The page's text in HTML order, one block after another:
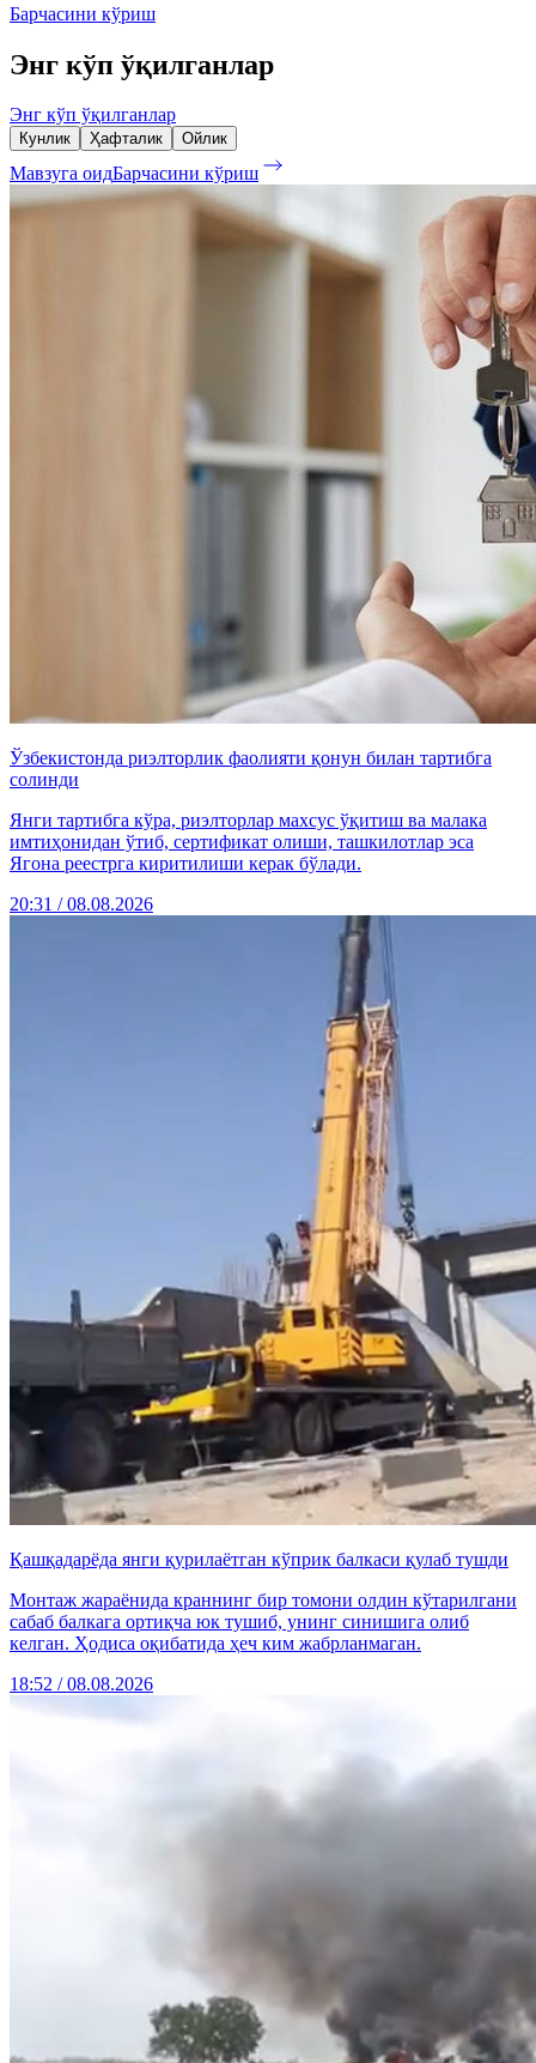
Барчасини кўриш
Энг кўп ўқилганлар
Энг кўп ўқилганлар
Кунлик Ҳафталик Ойлик
Мавзуга оидБарчасини кўриш
Ўзбекистонда риэлторлик фаолияти қонун билан тартибга
солинди
Янги тартибга кўра, риэлторлар махсус ўқитиш ва малака
имтиҳонидан ўтиб, сертификат олиши, ташкилотлар эса
Ягона реестрга киритилиши керак бўлади.
20:31 / 08.08.2026
Қашқадарёда янги қурилаётган кўприк балкаси қулаб тушди
Монтаж жараёнида краннинг бир томони олдин кўтарилгани
сабаб балкага ортиқча юк тушиб, унинг синишига олиб
келган. Ҳодиса оқибатида ҳеч ким жабрланмаган.
18:52 / 08.08.2026